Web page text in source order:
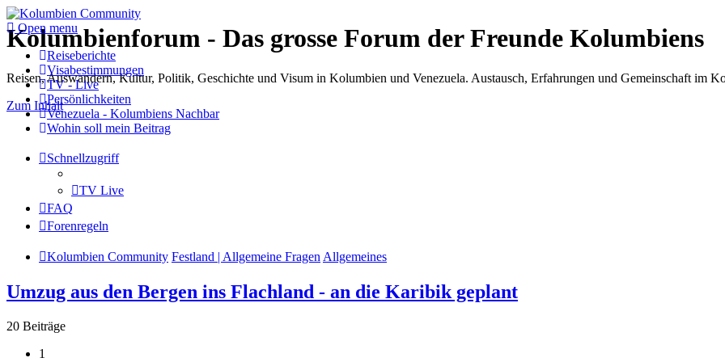
Kolumbienforum - Das grosse Forum der Freunde Kolumbiens
Reisen, Auswandern, Kultur, Politik, Geschichte und Visum in Kolumbien und Venezuela. Austausch, Erfahrungen und Gemeinschaft im
Zum Inhalt
Open menu
Reiseberichte
Visabestimmungen
TV - Live
Persönlichkeiten
Venezuela - Kolumbiens Nachbar
Wohin soll mein Beitrag
Schnellzugriff
TV Live
FAQ
Forenregeln
Kolumbien Community Festland | Allgemeine Fragen Allgemeines
Umzug aus den Bergen ins Flachland - an die Karibik geplant
20 Beiträge
1